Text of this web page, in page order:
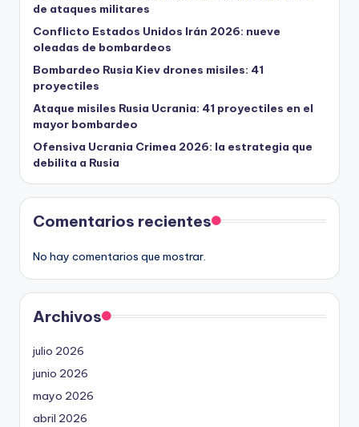
de ataques militares
Conflicto Estados Unidos Irán 2026: nueve
oleadas de bombardeos
Bombardeo Rusia Kiev drones misiles: 41
proyectiles
Ataque misiles Rusia Ucrania: 41 proyectiles en el
mayor bombardeo
Ofensiva Ucrania Crimea 2026: la estrategia que
debilita a Rusia
Comentarios recientes
No hay comentarios que mostrar.
Archivos
julio 2026
junio 2026
mayo 2026
abril 2026